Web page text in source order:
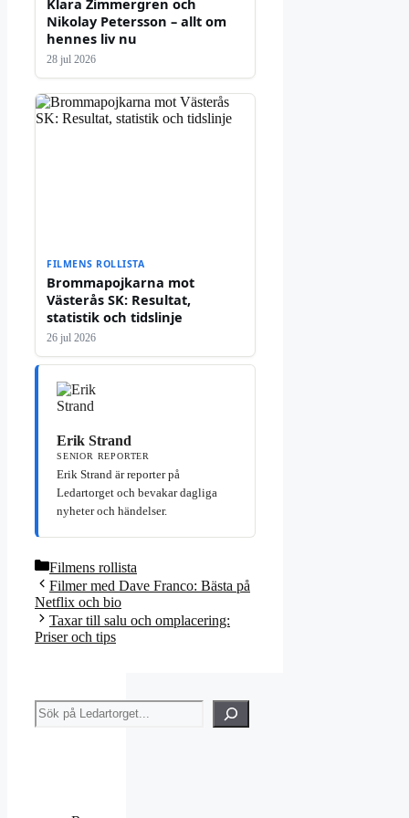
Nikolay Petersson – allt om
hennes liv nu
28 jul 2026
FILMENS ROLLISTA
Brommapojkarna mot
Västerås SK: Resultat,
statistik och tidslinje
26 jul 2026
Erik Strand
SENIOR REPORTER
Erik Strand är reporter på
Ledartorget och bevakar dagliga
nyheter och händelser.
Kategorier
Filmens rollista
Filmer med Dave Franco: Bästa på
Netflix och bio
Taxar till salu och omplacering:
Priser och tips
Sök